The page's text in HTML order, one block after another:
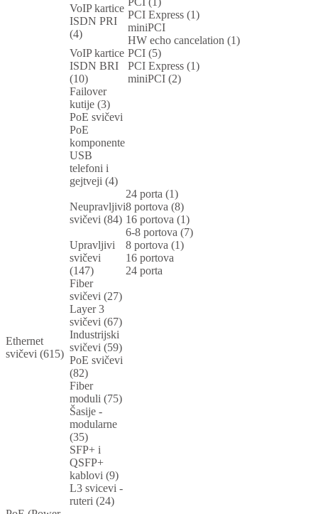
VoIP kartice
ISDN PRI
(4)
PCI Express (1)
miniPCI
HW echo cancelation (1)
VoIP kartice
ISDN BRI
(10)
PCI (5)
PCI Express (1)
miniPCI (2)
Failover
kutije (3)
PoE svičevi
PoE
komponente
USB
telefoni i
gejtveji (4)
Ethernet
svičevi (615)
Neupravljivi
svičevi (84)
24 porta (1)
8 portova (8)
16 portova (1)
6-8 portova (7)
Upravljivi
svičevi
(147)
8 portova (1)
16 portova
24 porta
Fiber
svičevi (27)
Layer 3
svičevi (67)
Industrijski
svičevi (59)
PoE svičevi
(82)
Fiber
moduli (75)
Šasije -
modularne
(35)
SFP+ i
QSFP+
kablovi (9)
L3 svicevi -
ruteri (24)